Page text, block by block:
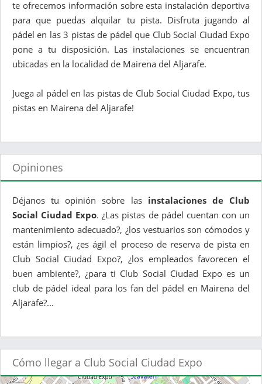
te ofrecemos información sobre esta instalación deportiva
para que puedas alquilar tu pista. Disfruta jugando al
pádel en las 3 pistas de pádel que Club Social Ciudad Expo
pone a tu disposición. Las instalaciones se encuentran
ubicadas en la localidad de Mairena del Aljarafe.
Juega al pádel en las pistas de Club Social Ciudad Expo, tus
pistas en Mairena del Aljarafe!
Opiniones
Déjanos tu opinión sobre las instalaciones de Club
Social Ciudad Expo. ¿Las pistas de pádel cuentan con un
mantenimiento adecuado?, ¿los vestuarios son cómodos y
están limpios?, ¿es ágil el proceso de reserva de pista en
Club Social Ciudad Expo?, ¿los empleados favorecen el
buen ambiente?, ¿para ti Club Social Ciudad Expo es un
club de pádel ideal para los fan del pádel en Mairena del
Aljarafe?...
Cómo llegar a Club Social Ciudad Expo